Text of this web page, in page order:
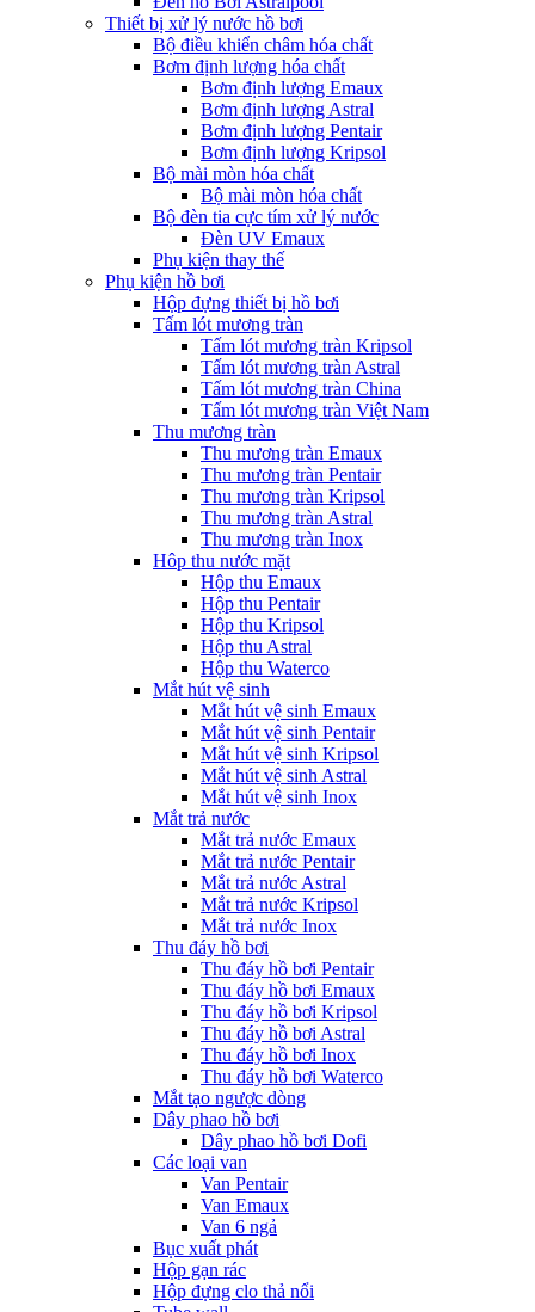
Thiết bị xử lý nước hồ bơi
Bộ điều khiển châm hóa chất
Bơm định lượng hóa chất
Bơm định lượng Emaux
Bơm định lượng Astral
Bơm định lượng Pentair
Bơm định lượng Kripsol
Bộ mài mòn hóa chất
Bộ mài mòn hóa chất
Bộ đèn tia cực tím xử lý nước
Đèn UV Emaux
Phụ kiện thay thế
Phụ kiện hồ bơi
Hộp đựng thiết bị hồ bơi
Tấm lót mương tràn
Tấm lót mương tràn Kripsol
Tấm lót mương tràn Astral
Tấm lót mương tràn China
Tấm lót mương tràn Việt Nam
Thu mương tràn
Thu mương tràn Emaux
Thu mương tràn Pentair
Thu mương tràn Kripsol
Thu mương tràn Astral
Thu mương tràn Inox
Hôp thu nước mặt
Hộp thu Emaux
Hộp thu Pentair
Hộp thu Kripsol
Hộp thu Astral
Hộp thu Waterco
Mắt hút vệ sinh
Mắt hút vệ sinh Emaux
Mắt hút vệ sinh Pentair
Mắt hút vệ sinh Kripsol
Mắt hút vệ sinh Astral
Mắt hút vệ sinh Inox
Mắt trả nước
Mắt trả nước Emaux
Mắt trả nước Pentair
Mắt trả nước Astral
Mắt trả nước Kripsol
Mắt trả nước Inox
Thu đáy hồ bơi
Thu đáy hồ bơi Pentair
Thu đáy hồ bơi Emaux
Thu đáy hồ bơi Kripsol
Thu đáy hồ bơi Astral
Thu đáy hồ bơi Inox
Thu đáy hồ bơi Waterco
Mắt tạo ngược dòng
Dây phao hồ bơi
Dây phao hồ bơi Dofi
Các loại van
Van Pentair
Van Emaux
Van 6 ngả
Bục xuất phát
Hộp gạn rác
Hộp đựng clo thả nổi